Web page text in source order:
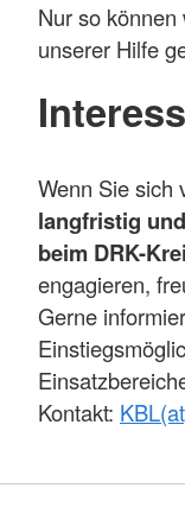
Nur so
unserer Hilfe
Wenn Sie sich
langfristig
beim DRK-
engagieren,
Gerne
Kontakt: